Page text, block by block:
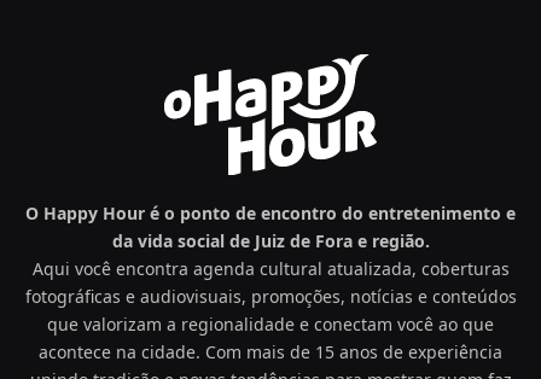
O Happy Hour é o ponto de encontro do entretenimento e
da vida social de Juiz de Fora e região.
Aqui você encontra agenda cultural atualizada, coberturas
fotográficas e audiovisuais, promoções, notícias e conteúdos
que valorizam a regionalidade e conectam você ao que
acontece na cidade. Com mais de 15 anos de experiência